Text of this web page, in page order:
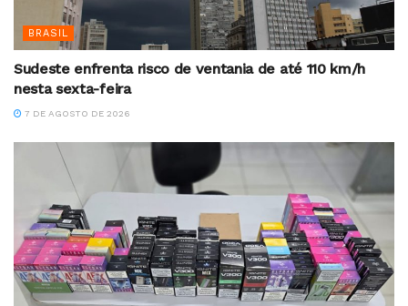
BRASIL
Sudeste enfrenta risco de ventania de até 110 km/h
nesta sexta-feira
7 DE AGOSTO DE 2026